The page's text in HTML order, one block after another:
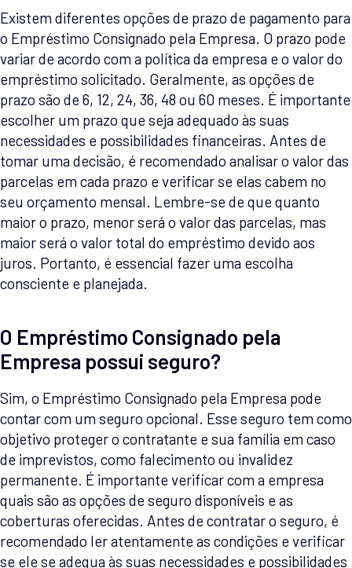
Existem diferentes opções de prazo de pagamento para
o Empréstimo Consignado pela Empresa. O prazo pode
variar de acordo com a política da empresa e o valor do
empréstimo solicitado. Geralmente, as opções de
prazo são de 6, 12, 24, 36, 48 ou 60 meses. É importante
escolher um prazo que seja adequado às suas
necessidades e possibilidades financeiras. Antes de
tomar uma decisão, é recomendado analisar o valor das
parcelas em cada prazo e verificar se elas cabem no
seu orçamento mensal. Lembre-se de que quanto
maior o prazo, menor será o valor das parcelas, mas
maior será o valor total do empréstimo devido aos
juros. Portanto, é essencial fazer uma escolha
consciente e planejada.
O Empréstimo Consignado pela
Empresa possui seguro?
Sim, o Empréstimo Consignado pela Empresa pode
contar com um seguro opcional. Esse seguro tem como
objetivo proteger o contratante e sua família em caso
de imprevistos, como falecimento ou invalidez
permanente. É importante verificar com a empresa
quais são as opções de seguro disponíveis e as
coberturas oferecidas. Antes de contratar o seguro, é
recomendado ler atentamente as condições e verificar
se ele se adequa às suas necessidades e possibilidades